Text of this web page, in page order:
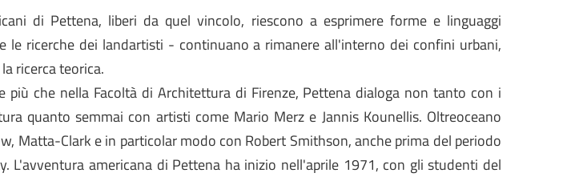
di Pettena, liberi da quel vincolo, riescono a esprimere forme e linguaggi
le ricerche dei landartisti - continuano a rimanere all'interno dei confini urbani,
ricerca teorica.
più che nella Facoltà di Architettura di Firenze, Pettena dialoga non tanto con i
quanto semmai con artisti come Mario Merz e Jannis Kounellis. Oltreoceano
Matta-Clark e in particolar modo con Robert Smithson, anche prima del periodo
L'avventura americana di Pettena ha inizio nell'aprile 1971, con gli studenti del